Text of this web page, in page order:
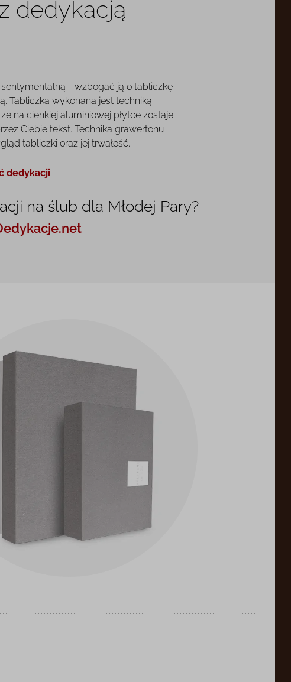
dedykacją
- wzbogać ją o tabliczkę
Tabliczka wykonana jest techniką
na cienkiej aluminiowej płytce zostaje
Ciebie tekst. Technika grawertonu
tabliczki oraz jej trwałość.
dedykacji
na ślub dla Młodej Pary?